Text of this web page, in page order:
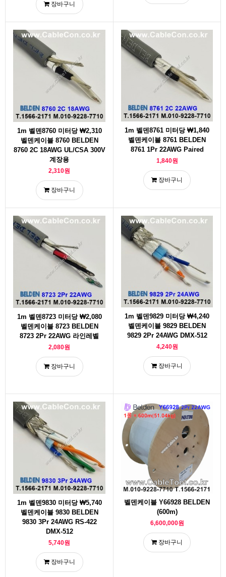
장바구니
1m 벨덴8760 미터당 ₩2,310
벨덴케이블 8760 BELDEN
8760 2C 18AWG UL/CSA 300V
계장용
2,310원
장바구니
1m 벨덴8761 미터당 ₩1,840
벨덴케이블 8761 BELDEN
8761 1Pr 22AWG Paired
1,840원
장바구니
1m 벨덴8723 미터당 ₩2,080
벨덴케이블 8723 BELDEN
8723 2Pr 22AWG 라인레벨
2,080원
장바구니
1m 벨덴9829 미터당 ₩4,240
벨덴케이블 9829 BELDEN
9829 2Pr 24AWG DMX-512
4,240원
장바구니
1m 벨덴9830 미터당 ₩5,740
벨덴케이블 9830 BELDEN
9830 3Pr 24AWG RS-422
DMX-512
5,740원
장바구니
벨덴케이블 Y66928 BELDEN
(600m)
6,600,000원
장바구니